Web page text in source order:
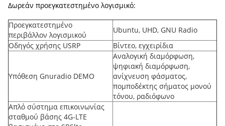
Δωρεάν προεγκατεστημένο λογισμικό:
Προεγκατεστημένο
περιβάλλον λογισμικού
Ubuntu, UHD, GNU Radio
Οδηγός χρήσης USRP
Βίντεο, εγχειρίδια
Υπόθεση Gnuradio DEMO
Αναλογική διαμόρφωση,
ψηφιακή διαμόρφωση,
ανίχνευση φάσματος,
πομποδέκτης σήματος μονού
τόνου, ραδιόφωνο
Απλό σύστημα επικοινωνίας
σταθμού βάσης 4G-LTE